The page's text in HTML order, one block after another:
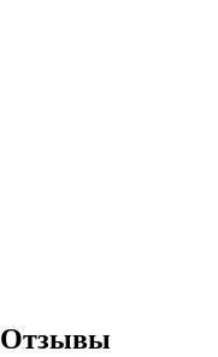
Отзывы